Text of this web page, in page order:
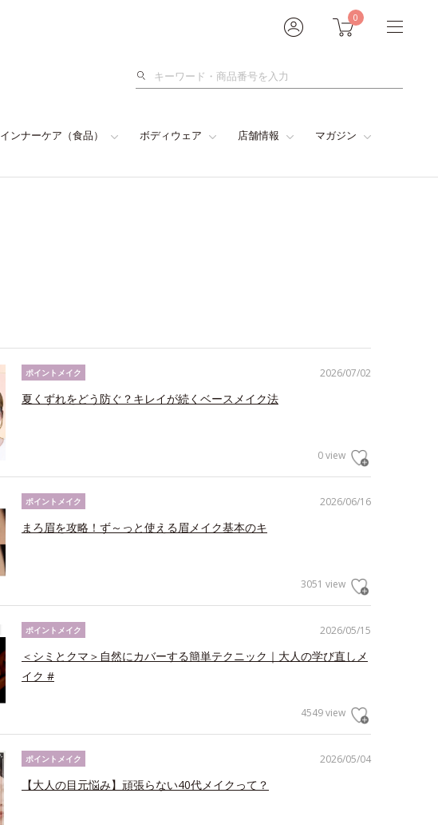
0
検
インナーケア（食品） ボディウェア 店舗情報 マガジン
2026/07/02
ポイントメイク
夏くずれをどう防ぐ？キレイが続くベースメイク法
0 view
2026/06/16
ポイントメイク
まろ眉を攻略！ず～っと使える眉メイク基本のキ
3051 view
2026/05/15
ポイントメイク
＜シミとクマ＞自然にカバーする簡単テクニック｜大人の学び直しメ
イク #
4549 view
2026/05/04
ポイントメイク
【大人の目元悩み】頑張らない40代メイクって？